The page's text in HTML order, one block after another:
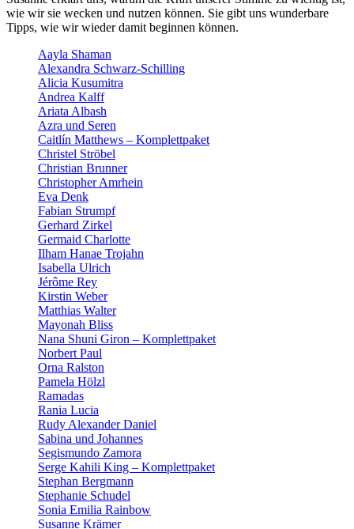
wie wir sie wecken und nutzen können. Sie gibt uns wunderbare
Tipps, wie wir wieder damit beginnen können.
Aayla Shaman
Alexandra Schwarz-Schilling
Alicia Kusumitra
Andrea Kalff
Ariata Albash
Azra und Seren
Caitlín Matthews – Komplettpaket
Christel Ströbel
Christian Brunner
Christopher Amrhein
Eva Denk
Fabian Strumpf
Gerhard Zirkel
Germaid Charlotte
Ilham Hanae Trojahn
Isabella Ulrich
Jérôme Rey
Kirstin Weber
Matthias Walter
Mayonah Bliss
Nana Shuni Giron – Komplettpaket
Norbert Paul
Orna Ralston
Pamela Hölzl
Ramadas
Rania Lucia
Rudy Alexander Daniel
Sabina und Johannes
Segismundo Zamora
Serge Kahili King – Komplettpaket
Stephan Bergmann
Stephanie Schudel
Sonia Emilia Rainbow
Susanne Krämer